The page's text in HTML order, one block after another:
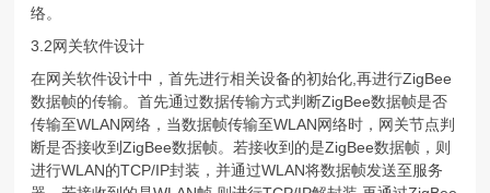
络。
3.2网关软件设计
在网关软件设计中，首先进行相关设备的初始化,再进行ZigBee
数据帧的传输。首先通过数据传输方式判断ZigBee数据帧是否
传输至WLAN网络，当数据帧传输至WLAN网络时，网关节点判
断是否接收到ZigBee数据帧。若接收到的是ZigBee数据帧，则
进行WLAN的TCP/IP封装，并通过WLAN将数据帧发送至服务